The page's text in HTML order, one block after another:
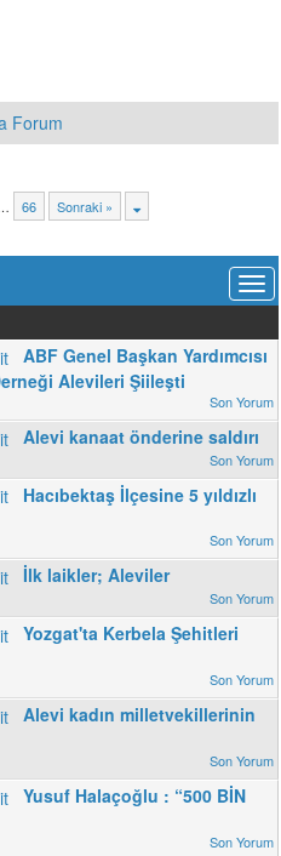
Forum
… 66 Sonraki »
ABF Genel Başkan Yardımcısı
Alevileri Şiileşti
Alevi kanaat önderine saldırı
Hacıbektaş İlçesine 5 yıldızlı
İlk laikler; Aleviler
Yozgat'ta Kerbela Şehitleri
Alevi kadın milletvekillerinin
Yusuf Halaçoğlu : “500 BİN